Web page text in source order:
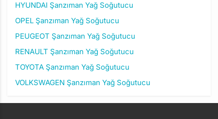
HYUNDAI Şanzıman Yağ Soğutucu
OPEL Şanzıman Yağ Soğutucu
PEUGEOT Şanzıman Yağ Soğutucu
RENAULT Şanzıman Yağ Soğutucu
TOYOTA Şanzıman Yağ Soğutucu
VOLKSWAGEN Şanzıman Yağ Soğutucu